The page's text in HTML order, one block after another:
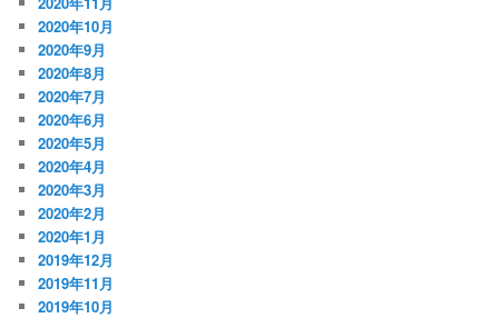
2020年10月
2020年9月
2020年8月
2020年7月
2020年6月
2020年5月
2020年4月
2020年3月
2020年2月
2020年1月
2019年12月
2019年11月
2019年10月